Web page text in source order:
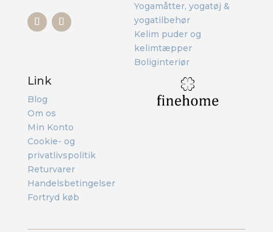
Yogamåtter, yogatøj &
yogatilbehør
Kelim puder og
kelimtæpper
Boliginteriør
Link
Blog
Om os
Min Konto
Cookie- og
privatlivspolitik
Returvarer
Handelsbetingelser
Fortryd køb